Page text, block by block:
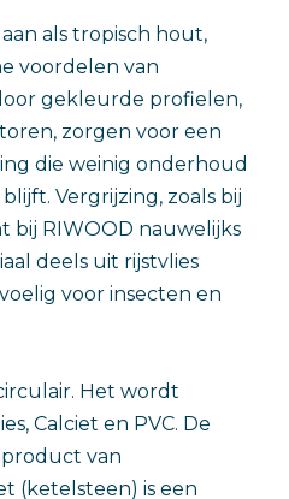
als tropisch hout,
voordelen van
gekleurde profielen,
zorgen voor een
die weinig onderhoud
Vergrijzing, zoals bij
bij RIWOOD nauwelijks
deels uit rijstvlies
voor insecten en
Het wordt
Calciet en PVC. De
van
(ketelsteen) is een